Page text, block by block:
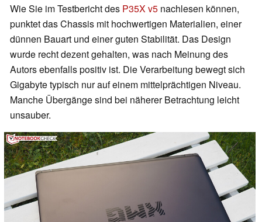
Wie Sie im Testbericht des P35X v5 nachlesen können,
punktet das Chassis mit hochwertigen Materialien, einer
dünnen Bauart und einer guten Stabilität. Das Design
wurde recht dezent gehalten, was nach Meinung des
Autors ebenfalls positiv ist. Die Verarbeitung bewegt sich
Gigabyte typisch nur auf einem mittelprächtigen Niveau.
Manche Übergänge sind bei näherer Betrachtung leicht
unsauber.